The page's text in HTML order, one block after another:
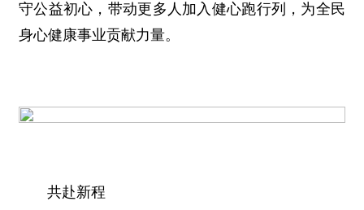
守公益初心，带动更多人加入健心跑行列，为全民
身心健康事业贡献力量。
共赴新程